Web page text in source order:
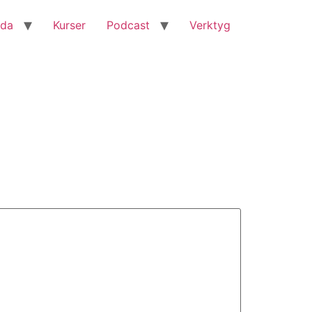
Kurser Podcast Verktyg